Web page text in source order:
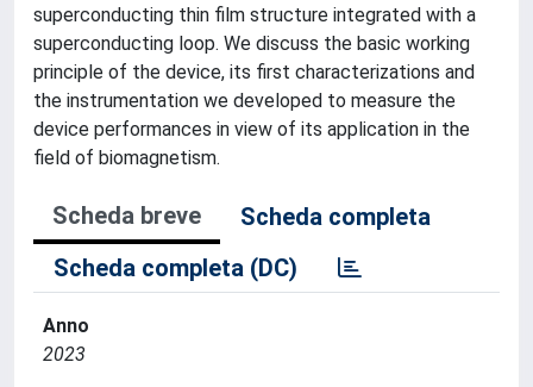
superconducting thin film structure integrated with a
superconducting loop. We discuss the basic working
principle of the device, its first characterizations and
the instrumentation we developed to measure the
device performances in view of its application in the
field of biomagnetism.
Scheda breve
Scheda completa
Scheda completa (DC)
Anno
2023